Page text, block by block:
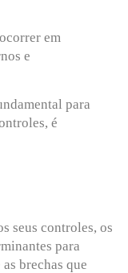
em
e
para
é
seus controles, os
para
brechas que